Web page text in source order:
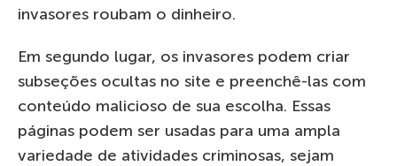
invasores roubam o dinheiro.
Em segundo lugar, os invasores podem criar
subseções ocultas no site e preenchê-las com
conteúdo malicioso de sua escolha. Essas
páginas podem ser usadas para uma ampla
variedade de atividades criminosas, sejam